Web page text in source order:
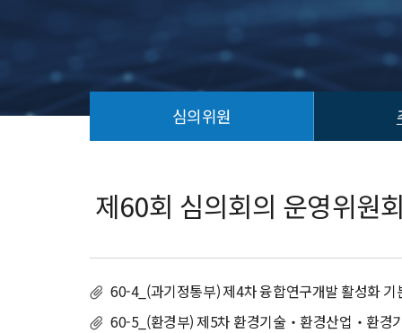
심의위원
건
제60회 심의회의 운영위원
60-4_(과기정통부) 제4차 융합연구개발 활성화
60-5_(환경부) 제5차 환경기술‧환경산업‧환경